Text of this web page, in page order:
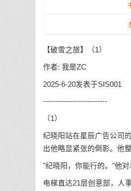
【破雪之旅】（1）
作者: 我是ZC
2025-6-20发表于SIS001
--------------------------
（1）
纪晓阳站在星辰广告公司
出他略显紧张的倒影。他
"纪晓阳，你能行的。"他
电梯直达21层创意部，人